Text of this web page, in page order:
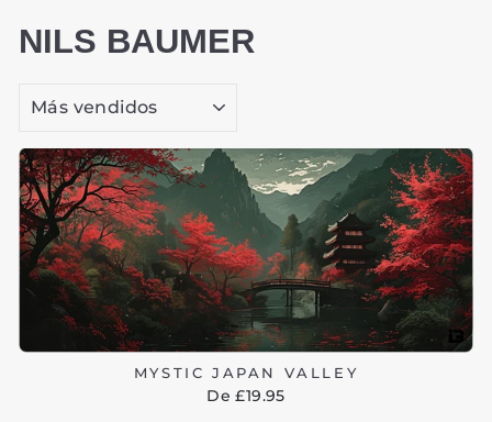
NILS BAUMER
MYSTIC JAPAN VALLEY
De £19.95